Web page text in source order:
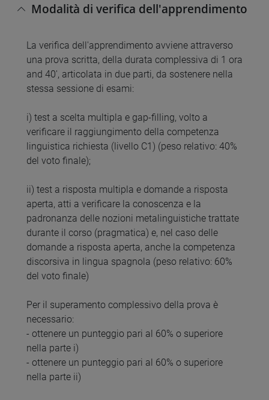
Modalità di verifica dell'apprendimento
La verifica dell'apprendimento avviene attraverso
una prova scritta, della durata complessiva di 1 ora
and 40', articolata in due parti, da sostenere nella
stessa sessione di esami:
i) test a scelta multipla e gap-filling, volto a
verificare il raggiungimento della competenza
linguistica richiesta (livello C1) (peso relativo: 40%
del voto finale);
ii) test a risposta multipla e domande a risposta
aperta, atti a verificare la conoscenza e la
padronanza delle nozioni metalinguistiche trattate
durante il corso (pragmatica) e, nel caso delle
domande a risposta aperta, anche la competenza
discorsiva in lingua spagnola (peso relativo: 60%
del voto finale)
Per il superamento complessivo della prova è
necessario:
- ottenere un punteggio pari al 60% o superiore
nella parte i)
- ottenere un punteggio pari al 60% o superiore
nella parte ii)